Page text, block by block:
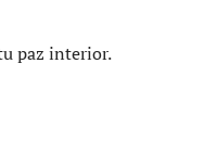
paz interior.